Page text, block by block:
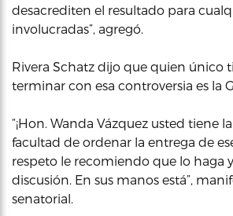
desacrediten el resultado para
involucradas”, agregó.
Rivera Schatz dijo que quien único
terminar con esa controversia es la
“¡Hon. Wanda Vázquez usted tiene
facultad de ordenar la entrega de
respeto le recomiendo que lo haga
discusión. En sus manos está”,
senatorial.